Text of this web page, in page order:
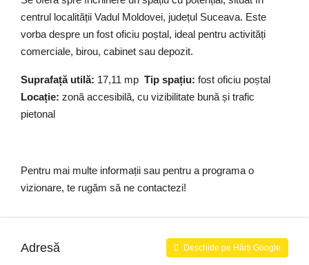
centrul localității Vadul Moldovei, județul Suceava. Este
vorba despre un fost oficiu poștal, ideal pentru activități
comerciale, birou, cabinet sau depozit.
Suprafață utilă: 17,11 mp Tip spațiu: fost oficiu poștal
Locație: zonă accesibilă, cu vizibilitate bună și trafic
pietonal
Pentru mai multe informații sau pentru a programa o
vizionare, te rugăm să ne contactezi!
Adresă Deschide pe Hărți Google